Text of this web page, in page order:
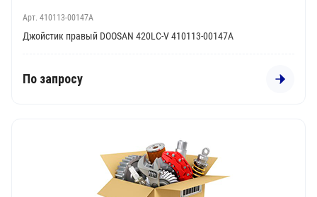
Арт. 410113-00147A
Джойстик правый DOOSAN 420LC-V 410113-00147A
По запросу